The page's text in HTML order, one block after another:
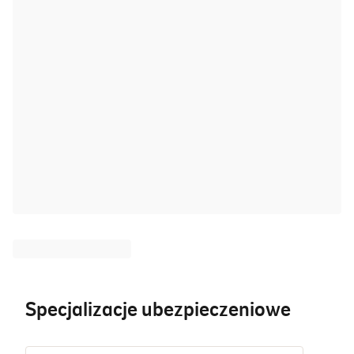
Specjalizacje ubezpieczeniowe